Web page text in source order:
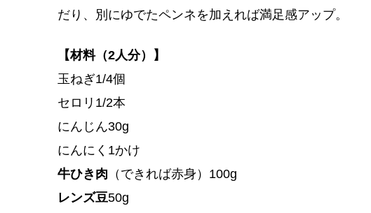
だり、別にゆでたペンネを加えれば満足感アップ。
【材料（2人分）】
玉ねぎ1/4個
セロリ1/2本
にんじん30g
にんにく1かけ
牛ひき肉 （できれば赤身）100g
レンズ豆50g